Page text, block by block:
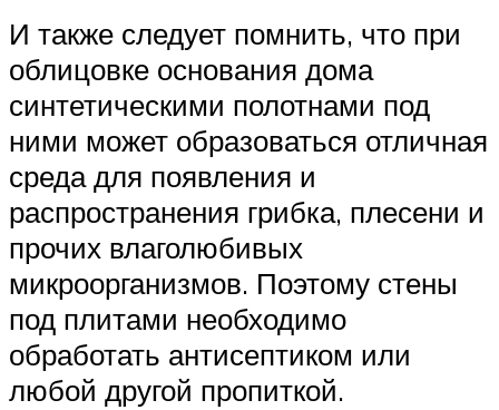
И также следует помнить, что при
облицовке основания дома
синтетическими полотнами под
ними может образоваться отличная
среда для появления и
распространения грибка, плесени и
прочих влаголюбивых
микроорганизмов. Поэтому стены
под плитами необходимо
обработать антисептиком или
любой другой пропиткой.